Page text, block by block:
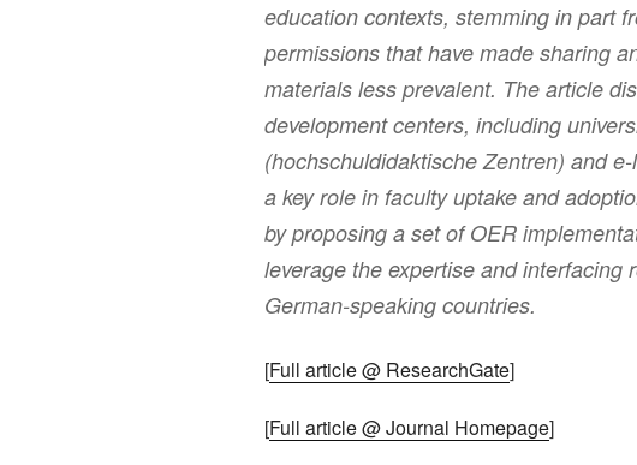
education contexts, stemming in part
permissions that have made sharing
materials less prevalent. The article
development centers, including
(hochschuldidaktische Zentren) and
a key role in faculty uptake and
by proposing a set of OER
leverage the expertise and interfacing
German-speaking countries.
[Full article @ ResearchGate]
[Full article @ Journal Homepage]